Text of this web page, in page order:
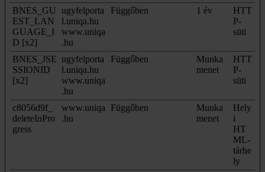
BNES_GU
EST_LAN
GUAGE_I
D [x2]
ugyfelporta
l.uniqa.hu
www.uniqa
.hu
Függőben 1 év
HTT
P-
süti
BNES_JSE
SSIONID
[x2]
ugyfelporta
l.uniqa.hu
www.uniqa
.hu
Függőben
Munka
menet
HTT
P-
süti
c8056d9f_
deleteInPro
gress
www.uniqa
.hu
Függőben
Munka
menet
Hely
i
HT
ML-
tárhe
ly